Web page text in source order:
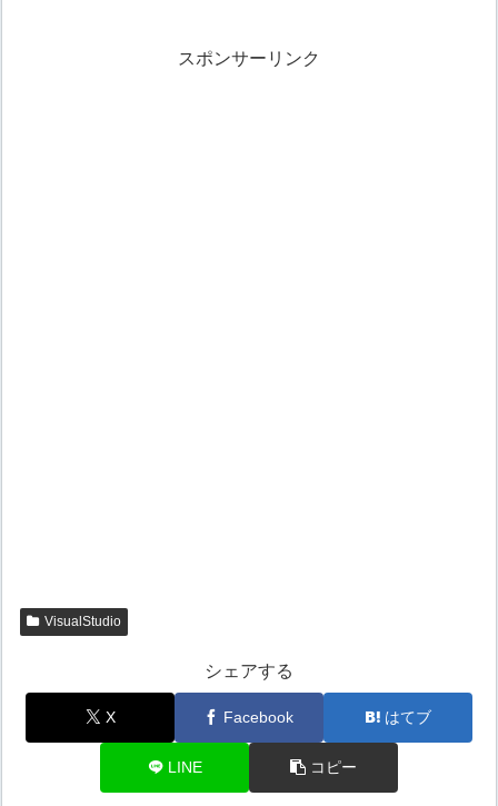
スポンサーリンク
VisualStudio
シェアする
X Facebook はてブ
LINE コピー